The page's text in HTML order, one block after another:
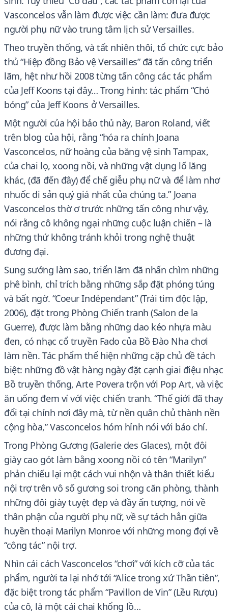
Vasconcelos vẫn làm được việc cần làm: đưa được
người phụ nữ vào trung tâm lịch sử Versailles.
Theo truyền thống, và tất nhiên thôi, tổ chức cực bảo
thủ “Hiệp đồng Bảo vệ Versailles” đã tấn công triển
lãm, hệt như hồi 2008 từng tấn công các tác phẩm
của Jeff Koons tại đây… Trong hình: tác phẩm “Chó
bóng” của Jeff Koons ở Versailles.
Một người của hội bảo thủ này, Baron Roland, viết
trên blog của hội, rằng “hóa ra chính Joana
Vasconcelos, nữ hoàng của băng vệ sinh Tampax,
của chai lọ, xoong nồi, và những vật dụng lố lăng
khác, (đã đến đây) để chế giễu phụ nữ và để làm nhơ
nhuốc di sản quý giá nhất của chúng ta.” Joana
Vasconcelos thờ ơ trước những tấn công như vậy,
nói rằng cô không ngại những cuộc luận chiến – là
những thứ không tránh khỏi trong nghệ thuật
đương đại.
Sung sướng làm sao, triển lãm đã nhấn chìm những
phê bình, chỉ trích bằng những sắp đặt phóng túng
và bất ngờ. “Coeur Indépendant” (Trái tim độc lập,
2006), đặt trong Phòng Chiến tranh (Salon de la
Guerre), được làm bằng những dao kéo nhựa màu
đen, có nhạc cổ truyền Fado của Bồ Đào Nha chơi
làm nền. Tác phẩm thể hiện những cặp chủ đề tách
biệt: những đồ vật hàng ngày đặt cạnh giai điệu nhạc
Bồ truyền thống, Arte Povera trộn với Pop Art, và việc
ăn uống đem ví với việc chiến tranh. “Thế giới đã thay
đổi tại chính nơi đây mà, từ nền quân chủ thành nền
cộng hòa,” Vasconcelos hóm hỉnh nói với báo chí.
Trong Phòng Gương (Galerie des Glaces), một đôi
giày cao gót làm bằng xoong nồi có tên “Marilyn”
phản chiếu lại một cách vui nhộn và thân thiết kiểu
nội trợ trên vô số gương soi trong căn phòng, thành
những đôi giày tuyệt đẹp và đầy ấn tượng, nói về
thân phận của người phụ nữ, về sự tách hẳn giữa
huyền thoại Marilyn Monroe với những mong đợi về
“công tác” nội trợ.
Nhìn cái cách Vasconcelos “chơi” với kích cỡ của tác
phẩm, người ta lại nhớ tới “Alice trong xứ Thần tiên”,
đặc biệt trong tác phẩm “Pavillon de Vin” (Lều Rượu)
của cô, là một cái chai khổng lồ…